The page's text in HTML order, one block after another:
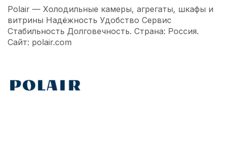
Polair — Холодильные камеры, агрегаты, шкафы и
витрины Надёжность Удобство Сервис
Стабильность Долговечность. Страна: Россия.
Сайт: polair.com